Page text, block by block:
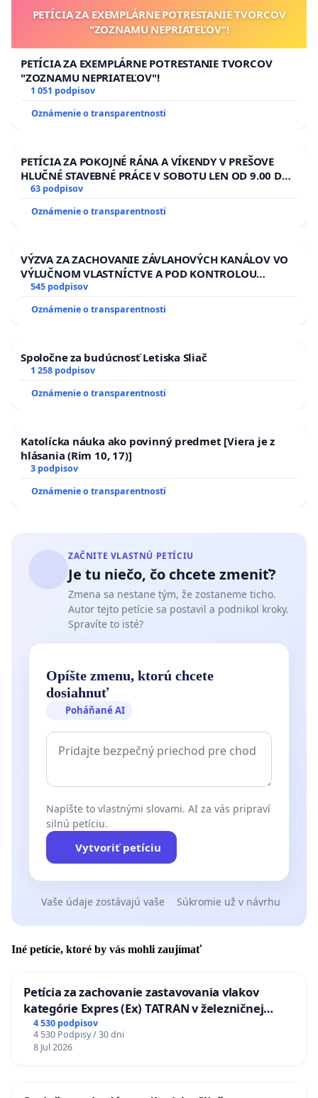
PETÍCIA ZA EXEMPLÁRNE POTRESTANIE TVORCOV
"ZOZNAMU NEPRIATEĽOV"!
PETÍCIA ZA EXEMPLÁRNE POTRESTANIE TVORCOV
"ZOZNAMU NEPRIATEĽOV"!
1 051 podpisov
Oznámenie o transparentnosti
PETÍCIA ZA POKOJNÉ RÁNA A VÍKENDY V PREŠOVE
HLUČNÉ STAVEBNÉ PRÁCE V SOBOTU LEN OD 9.00 DO
13.00 HOD., CEZ PRACOVNÝ TÝŽDEŇ CIEĽ 8.00 – 18.00
ĎUMBIERSKEJ/MAGU
63 podpisov
Oznámenie o transparentnosti
VÝZVA ZA ZACHOVANIE ZÁVLAHOVÝCH KANÁLOV VO
VÝLUČNOM VLASTNÍCTVE A POD KONTROLOU
SLOVENSKEJ REPUBLIKY & žiadosť na riešenie
kanálov na Slovensku
545 podpisov
Oznámenie o transparentnosti
Spoločne za budúcnosť Letiska Sliač
1 258 podpisov
Oznámenie o transparentnosti
Katolícka náuka ako povinný predmet [Viera je z
hlásania (Rim 10, 17)]
3 podpisov
Oznámenie o transparentnosti
ZAČNITE VLASTNÚ PETÍCIU
Je tu niečo, čo chcete zmeniť?
Zmena sa nestane tým, že zostaneme ticho.
Autor tejto petície sa postavil a podnikol kroky.
Spravíte to isté?
Opíšte zmenu, ktorú chcete
dosiahnuť
Poháňané AI
Napíšte to vlastnými slovami. AI za vás pripraví
silnú petíciu.
Vytvoriť petíciu
Vaše údaje zostávajú vaše Súkromie už v návrhu
Iné petície, ktoré by vás mohli zaujímať
Petícia za zachovanie zastavovania vlakov
kategórie Expres (Ex) TATRAN v železničnej
stanici Púchov
4 530 podpisov
4 530 Podpisy / 30 dni
8 Jul 2026